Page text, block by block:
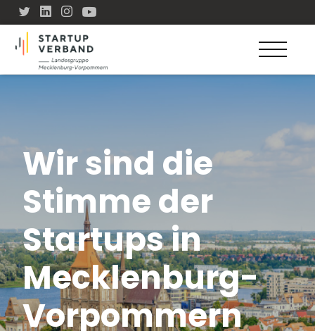
Wir sind die
Stimme der
Startups in
Mecklenburg-
Vorpommern